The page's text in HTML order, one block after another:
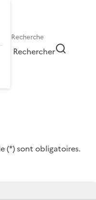
Rechercher
(*) sont obligatoires.